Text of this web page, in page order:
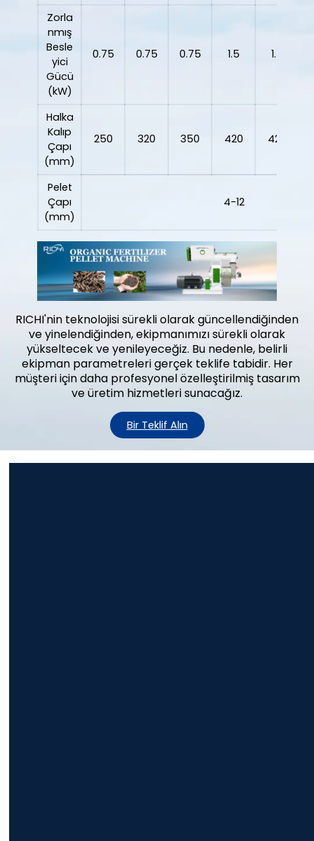
Zorla
nmış
Besle
yici
Gücü
(kW)
0.75 0.75 0.75 1.5 1.5
Halka
Kalıp
Çapı
(mm)
250 320 350 420 420
Pelet
Çapı
(mm)
4-12
RICHI'nin teknolojisi sürekli olarak güncellendiğinden
ve yinelendiğinden, ekipmanımızı sürekli olarak
yükseltecek ve yenileyeceğiz. Bu nedenle, belirli
ekipman parametreleri gerçek teklife tabidir. Her
müşteri için daha profesyonel özelleştirilmiş tasarım
ve üretim hizmetleri sunacağız.
Bir Teklif Alın